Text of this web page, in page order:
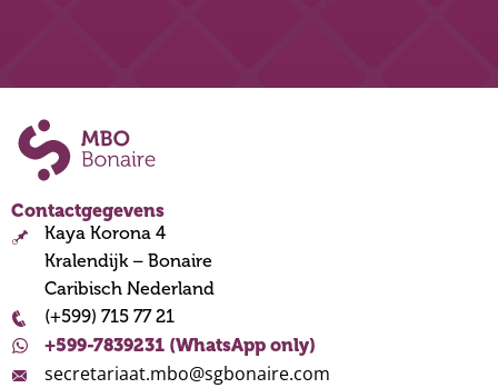
Contactgegevens
Kaya Korona 4
Kralendijk – Bonaire
Caribisch Nederland
(+599) 715 77 21
+599-7839231 (WhatsApp only)
secretariaat.mbo@sgbonaire.com